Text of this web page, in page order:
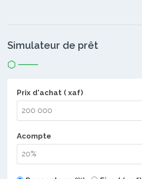
Simulateur de prêt
Prix d'achat ( xaf)
Acompte